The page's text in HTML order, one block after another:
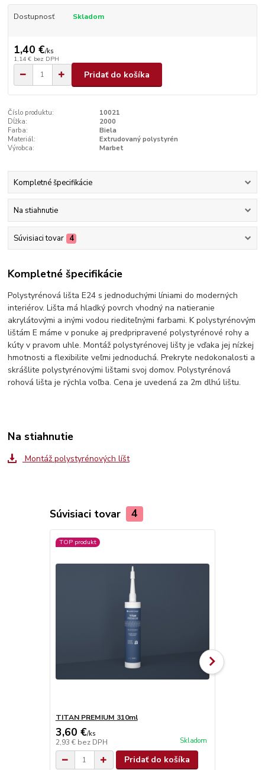
Dostupnosť Skladom
1,40 €/ks
1,14 € bez DPH
Pridať do košíka
Číslo produktu:
10021
Dĺžka:
2000
Farba:
Biela
Materiál:
Extrudovaný polystyrén
Výrobca:
Marbet
Kompletné špecifikácie
Na stiahnutie
Súvisiaci tovar 4
Kompletné špecifikácie
Polystyrénová lišta E24 s jednoduchými líniami do moderných
interiérov. Lišta má hladký povrch vhodný na natieranie
akrylátovými a inými vodou riediteľnými farbami. K polystyrénovým
lištám E máme v ponuke aj predpripravené polystyrénové rohy a
kúty v pravom uhle. Montáž polystyrénovej lišty je vďaka jej nízkej
hmotnosti a flexibilite veľmi jednoduchá. Prekryte nedokonalosti a
skrášlite polystyrénovými lištami svoj domov. Polystyrénová
rohová lišta je rýchla voľba. Cena je uvedená za 2m dlhú lištu.
Na stiahnutie
Montáž polystyrénových líšt
Súvisiaci tovar 4
TOP produkt
TITAN PREMIUM 310ml
3,60 €/ks
2,93 € bez DPH Skladom
Pridať do košíka